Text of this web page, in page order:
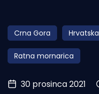
Obala
Otoci
Turizam i nautika
Pomorstvo
Crna Gora Hrvatska
Ratna mornarica
30 prosinca 2021